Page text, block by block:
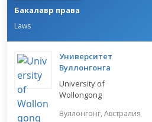
Бакалавр права
Laws
Университет
Вуллонгонга
University of
Wollongong
Вуллонгонг, Австралия